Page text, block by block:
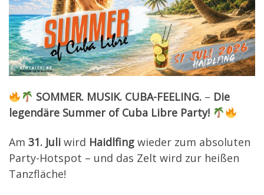
SOMMER. MUSIK. CUBA-FEELING. – Die
legendäre Summer of Cuba Libre Party!
Am 31. Juli wird Haidlfing wieder zum absoluten
Party-Hotspot – und das Zelt wird zur heißen
Tanzfläche!